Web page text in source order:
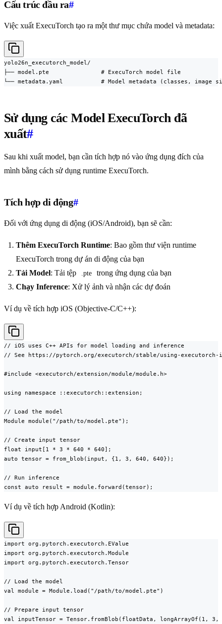
Cấu trúc đầu ra#
Việc xuất ExecuTorch tạo ra một thư mục chứa model và metadata:
yolo26n_executorch_model/
├── model.pte               # ExecuTorch model file
└── metadata.yaml           # Model metadata (classes, image
Sử dụng các Model ExecuTorch đã
xuất#
Sau khi xuất model, bạn cần tích hợp nó vào ứng dụng đích của
mình bằng cách sử dụng runtime ExecuTorch.
Tích hợp di động#
Đối với ứng dụng di động (iOS/Android), bạn sẽ cần:
Thêm ExecuTorch Runtime: Bao gồm thư viện runtime
ExecuTorch trong dự án di động của bạn
Tải Model: Tải tệp .pte
trong ứng dụng của bạn
Chạy Inference: Xử lý ảnh và nhận các dự đoán
Ví dụ về tích hợp iOS (Objective-C/C++):
// iOS uses C++ APIs for model loading and inference
// See https://pytorch.org/executorch/stable/using-executorch-
#include <executorch/extension/module/module.h>
using namespace ::executorch::extension;
// Load the model
Module module("/path/to/model.pte");
// Create input tensor
float input[1 * 3 * 640 * 640];
auto tensor = from_blob(input, {1, 3, 640, 640});
// Run inference
const auto result = module.forward(tensor);
Ví dụ về tích hợp Android (Kotlin):
import org.pytorch.executorch.EValue
import org.pytorch.executorch.Module
import org.pytorch.executorch.Tensor
// Load the model
val module = Module.load("/path/to/model.pte")
// Prepare input tensor
val inputTensor = Tensor.fromBlob(floatData, longArrayOf(1, 3,